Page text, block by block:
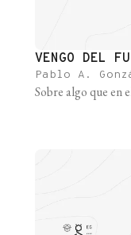
VENGO DEL
Pablo A.
Sobre algo que en